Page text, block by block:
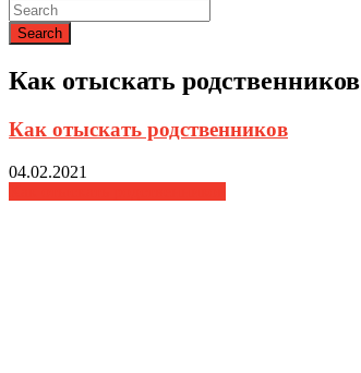
Search
Как отыскать родственников
Как отыскать родственников
04.02.2021